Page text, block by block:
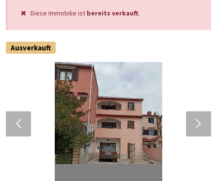
Diese Immobilie ist bereits verkauft.
Ausverkauft